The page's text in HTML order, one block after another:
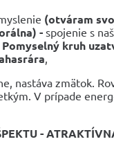
(otváram
- spojenie s
kruh
nastáva zmätok.
V prípade
-